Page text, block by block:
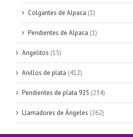
Colgantes de Alpaca (1)
Pendientes de Alpaca (1)
Angelitos (15)
Anillos de plata (412)
Pendientes de plata 925 (234)
Llamadores de Ángeles (262)